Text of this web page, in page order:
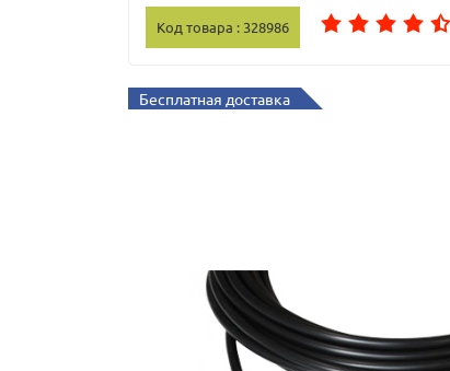
Код товара : 328986
Бесплатная доставка